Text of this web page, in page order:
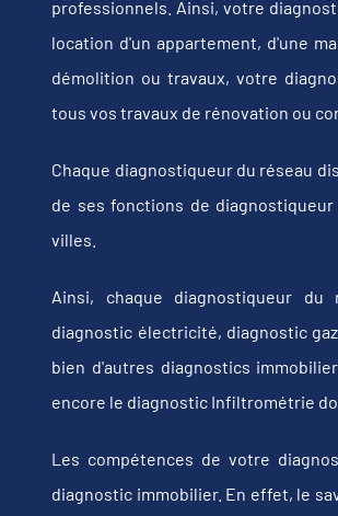
professionnels. Ainsi, votre
location d'un appartement, d'une
démolition ou travaux, votre
tous vos travaux de rénovation ou
Chaque diagnostiqueur du réseau
de ses fonctions de diagnostiqueur
villes.
Ainsi, chaque diagnostiqueur du
diagnostic électricité, diagnostic
bien d'autres diagnostics
encore le diagnostic Infiltrométrie
Les compétences de votre
diagnostic immobilier. En effet, le